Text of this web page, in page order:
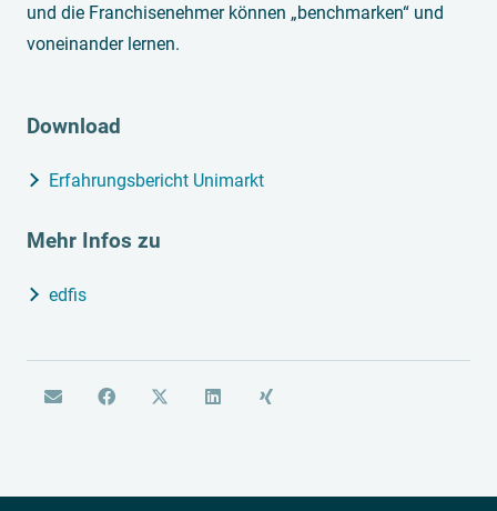
und die Franchisenehmer können „benchmarken“ und
voneinander lernen.
Download
Erfahrungsbericht Unimarkt
Mehr Infos zu
edfis